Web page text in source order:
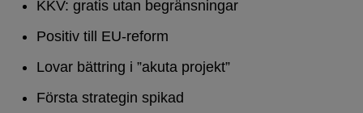
KKV: gratis utan begränsningar
Positiv till EU-reform
Lovar bättring i ”akuta projekt”
Första strategin spikad